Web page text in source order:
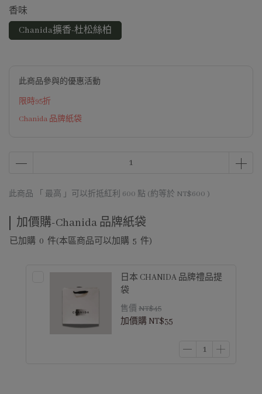
香味
Chanida擴香-杜松絲柏
此商品參與的優惠活動
限時95折
Chanida 品牌紙袋
此商品 「 最高 」可以折抵紅利 600 點 (約等於 NT$600 )
加價購-Chanida 品牌紙袋
已加購 0 件(本區商品可以加購 5 件)
日本 CHANIDA 品牌禮品提
袋
售價 NT$45
加價購 NT$35